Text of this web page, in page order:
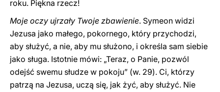
roku. Piękna rzecz!
Moje oczy ujrzały Twoje zbawienie. Symeon widzi
Jezusa jako małego, pokornego, który przychodzi,
aby służyć, a nie, aby mu służono, i określa sam siebie
jako sługa. Istotnie mówi: „Teraz, o Panie, pozwól
odejść swemu słudze w pokoju” (w. 29). Ci, którzy
patrzą na Jezusa, uczą się, jak żyć, aby służyć. Nie